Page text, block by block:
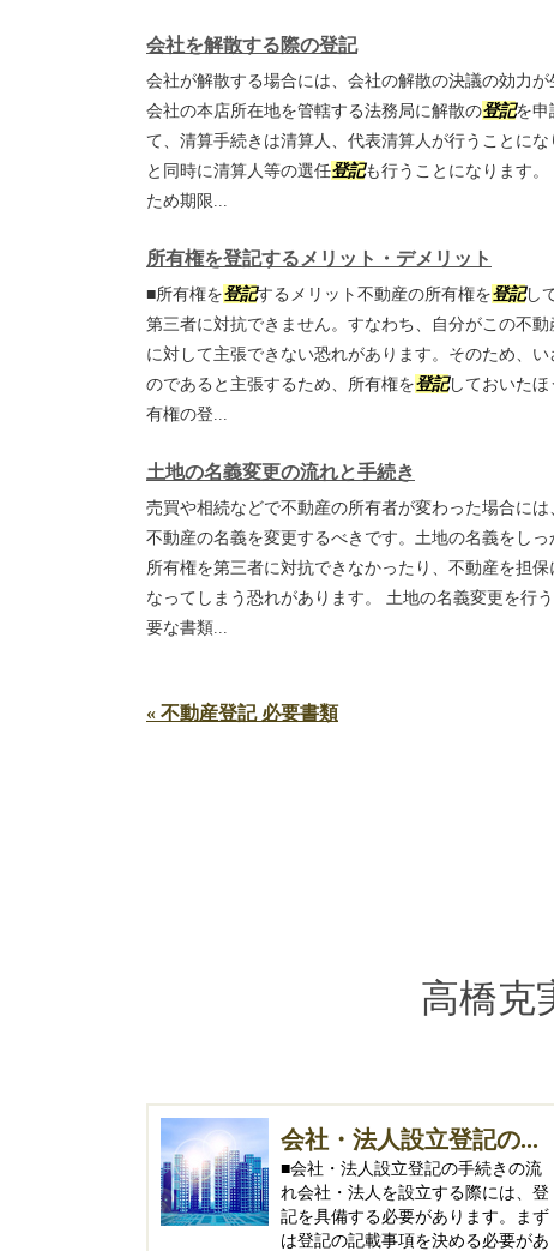
会社を解散する際の登記
会社が解散する場合には、会社の解散の決議の効力が
会社の本店所在地を管轄する法務局に解散の登記を申
て、清算手続きは清算人、代表清算人が行うことに
と同時に清算人等の選任登記も行うことになります
ため期限...
所有権を登記するメリット・デメリット
■所有権を登記するメリット不動産の所有権を登記し
第三者に対抗できません。すなわち、自分がこの不
に対して主張できない恐れがあります。そのため、
のであると主張するため、所有権を登記しておいた
有権の登...
土地の名義変更の流れと手続き
売買や相続などで不動産の所有者が変わった場合に
不動産の名義を変更するべきです。土地の名義をしっ
所有権を第三者に対抗できなかったり、不動産を担
なってしまう恐れがあります。 土地の名義変更を行
要な書類...
« 不動産登記 必要書類
高橋克
会社・法人設立登記の...
■会社・法人設立登記の手続きの流
れ会社・法人を設立する際には、登
記を具備する必要があります。まず
は登記の記載事項を決める必要があ